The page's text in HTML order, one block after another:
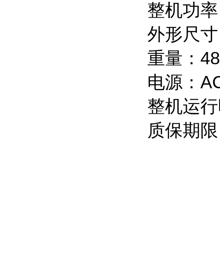
整机功
外形尺
重量：
电源：
整机运
质保期